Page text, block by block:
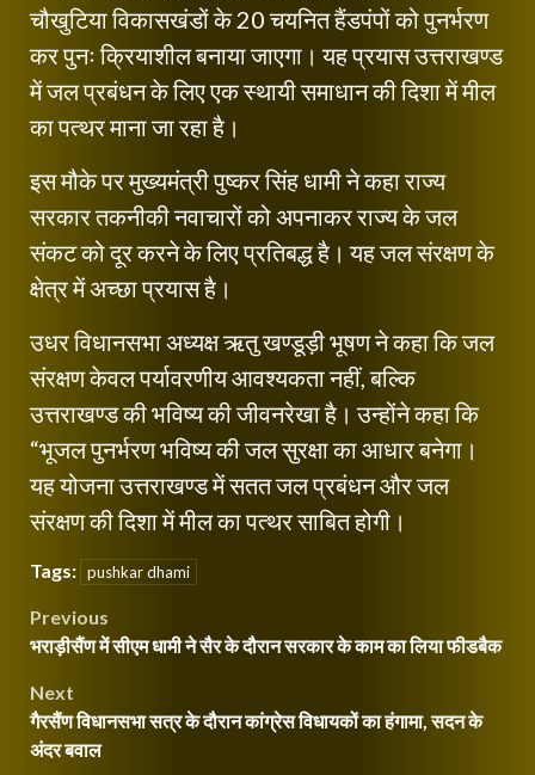
चौखुटिया विकासखंडों के 20 चयनित हैंडपंपों को पुनर्भरण
कर पुनः क्रियाशील बनाया जाएगा। यह प्रयास उत्तराखण्ड
में जल प्रबंधन के लिए एक स्थायी समाधान की दिशा में मील
का पत्थर माना जा रहा है।
इस मौके पर मुख्यमंत्री पुष्कर सिंह धामी ने कहा राज्य
सरकार तकनीकी नवाचारों को अपनाकर राज्य के जल
संकट को दूर करने के लिए प्रतिबद्ध है। यह जल संरक्षण के
क्षेत्र में अच्छा प्रयास है।
उधर विधानसभा अध्यक्ष ऋतु खण्डूड़ी भूषण ने कहा कि जल
संरक्षण केवल पर्यावरणीय आवश्यकता नहीं, बल्कि
उत्तराखण्ड की भविष्य की जीवनरेखा है। उन्होंने कहा कि
“भूजल पुनर्भरण भविष्य की जल सुरक्षा का आधार बनेगा।
यह योजना उत्तराखण्ड में सतत जल प्रबंधन और जल
संरक्षण की दिशा में मील का पत्थर साबित होगी।
Tags: pushkar dhami
Post
Previous
भराड़ीसैंण में सीएम धामी ने सैर के दौरान सरकार के काम का लिया फीडबैक
Next
गैरसैंण विधानसभा सत्र के दौरान कांग्रेस विधायकों का हंगामा, सदन के
अंदर बवाल